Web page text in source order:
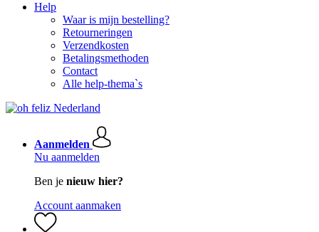
Help
Waar is mijn bestelling?
Retourneringen
Verzendkosten
Betalingsmethoden
Contact
Alle help-thema`s
Aanmelden
Nu aanmelden
Ben je nieuw hier?
Account aanmaken